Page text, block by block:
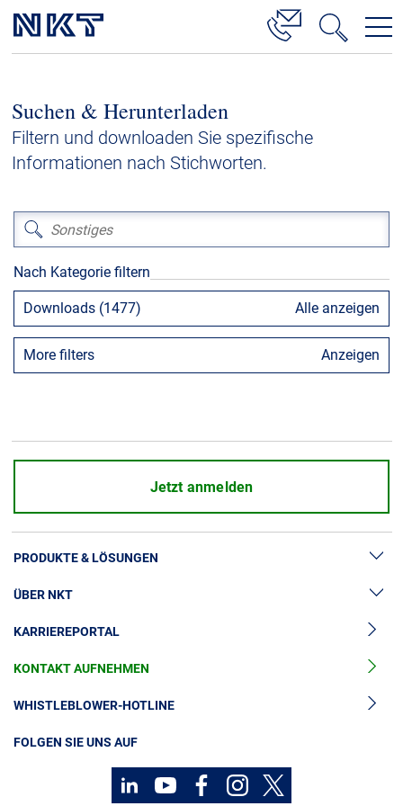
Hochspannung
Kabelservice
Niederspannung
Kabelgarnituren
Referenzen
Downloads
Presse & Events
Produktion
Karriere
Europacable
Einkauf
Suchen & Herunterladen
Filtern und downloaden Sie spezifische
Informationen nach Stichworten.
Nach Kategorie filtern
Downloads (1477) Alle anzeigen
More filters Anzeigen
Jetzt anmelden
PRODUKTE & LÖSUNGEN
Hochspannung
Kabelgarnituren
Mittelspannungskabel
Niederspannungskabel
ÜBER NKT
News & Presse
Unsere Geschichte
Investoren
Nachhaltigkeit
KARRIEREPORTAL
KONTAKT AUFNEHMEN
WHISTLEBLOWER-HOTLINE
FOLGEN SIE UNS AUF